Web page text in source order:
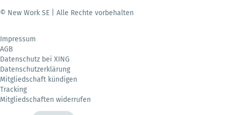
© New Work SE | Alle Rechte vorbehalten
Impressum
AGB
Datenschutz bei XING
Datenschutzerklärung
Mitgliedschaft kündigen
Tracking
Mitgliedschaften widerrufen